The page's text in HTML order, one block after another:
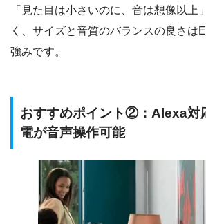
「見た目は小さいのに、音は想像以上
く、サイズと音質のバランスの良さは
強みです。
おすすめポイント②：Alexa対
電が音声操作可能